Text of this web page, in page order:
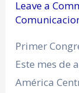
Leave a
Primer
Este mes de
América